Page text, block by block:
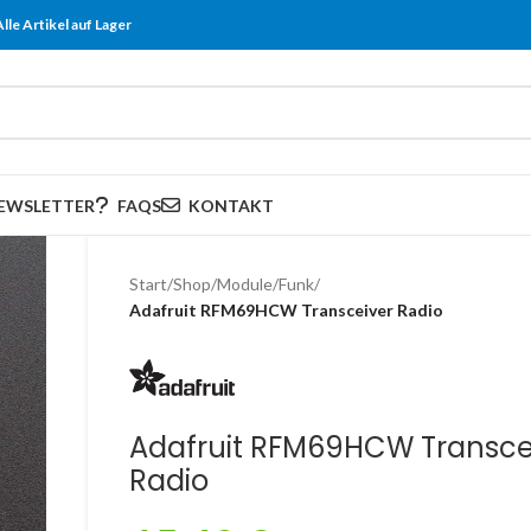
Artikel auf Lager
FAQS KONTAKT
Start/Shop/Module/Funk/
Adafruit RFM69HCW Transceiver Radio
Adafruit RFM69HCW
Radio